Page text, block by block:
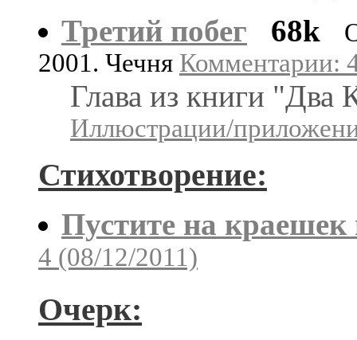
Третий побег
68k
2001. Чечня Комментарии:
Глава из книги "Два
Иллюстрации/
Стихотворение:
Пустите на
4 (08/12/2011)
Очерк: